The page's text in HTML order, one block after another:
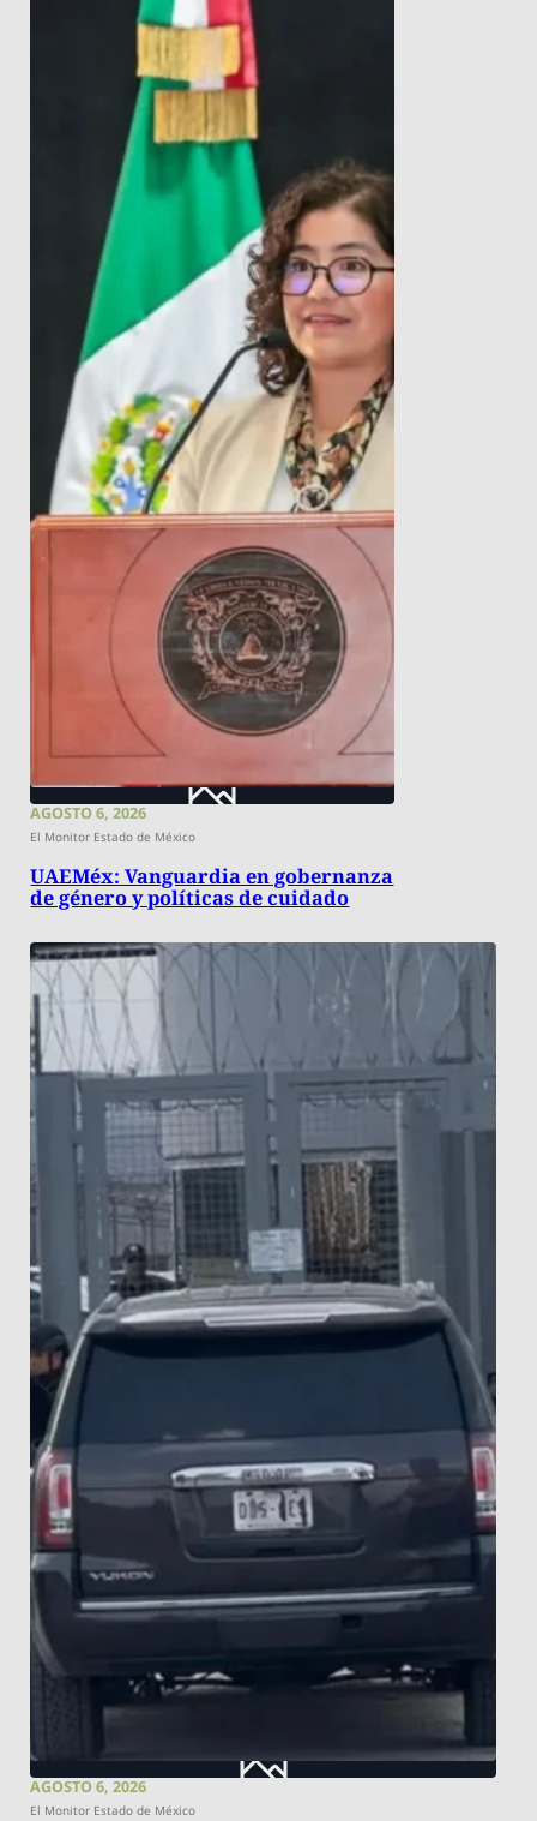
AGOSTO 6, 2026
El Monitor Estado de México
UAEMéx: Vanguardia en gobernanza
de género y políticas de cuidado
AGOSTO 6, 2026
El Monitor Estado de México